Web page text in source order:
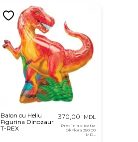
Balon cu Heliu
Figurina Dinozaur
T-REX
370,00 MDL
Pret in aplicatia
OkFlora350,00
MDL